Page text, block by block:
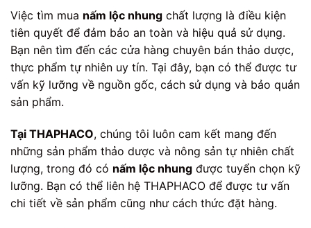
Việc tìm mua nấm lộc nhung chất lượng là điều kiện
tiên quyết để đảm bảo an toàn và hiệu quả sử dụng.
Bạn nên tìm đến các cửa hàng chuyên bán thảo dược,
thực phẩm tự nhiên uy tín. Tại đây, bạn có thể được tư
vấn kỹ lưỡng về nguồn gốc, cách sử dụng và bảo quản
sản phẩm.
Tại THAPHACO, chúng tôi luôn cam kết mang đến
những sản phẩm thảo dược và nông sản tự nhiên chất
lượng, trong đó có nấm lộc nhung được tuyển chọn kỹ
lưỡng. Bạn có thể liên hệ THAPHACO để được tư vấn
chi tiết về sản phẩm cũng như cách thức đặt hàng.